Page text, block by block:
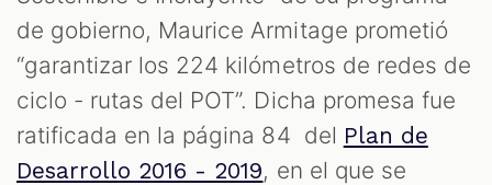
de gobierno, Maurice Armitage prometió
“garantizar los 224 kilómetros de redes de
ciclo - rutas del POT”. Dicha promesa fue
ratificada en la página 84 del Plan de
Desarrollo 2016 - 2019, en el que se